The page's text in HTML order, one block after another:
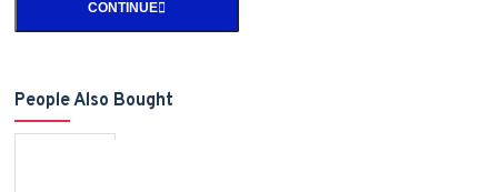
CONTINUE
People Also Bought